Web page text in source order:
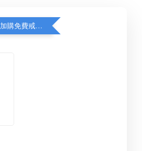
如不確定戒圍，可加購免費戒圍尺，先量再出貨，備註填寫戒圍待確認